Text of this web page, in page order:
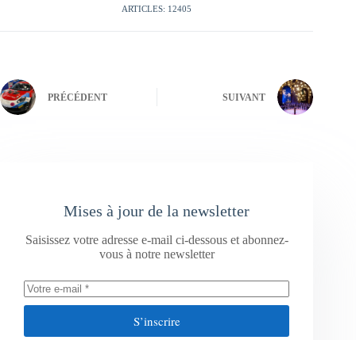
ARTICLES: 12405
PRÉCÉDENT SUIVANT
Mises à jour de la newsletter
Saisissez votre adresse e-mail ci-dessous et abonnez-
vous à notre newsletter
S’inscrire